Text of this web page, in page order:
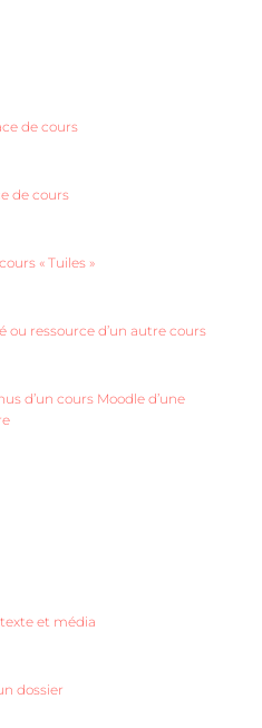
de cours
de cours
« Tuiles »
ressource d’un autre cours
d’un cours Moodle d’une
et média
dossier